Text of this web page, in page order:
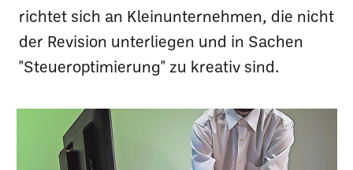
richtet sich an Kleinunternehmen, die nicht
der Revision unterliegen und in Sachen
"Steueroptimierung" zu kreativ sind.